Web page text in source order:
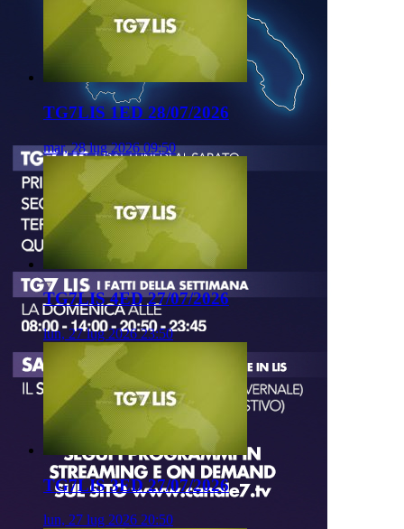
TG7LIS 1ED 28/07/2026
mar, 28 lug 2026 09:50
TG7LIS 4ED 27/07/2026
lun, 27 lug 2026 23:50
TG7LIS 3ED 27/07/2026
lun, 27 lug 2026 20:50